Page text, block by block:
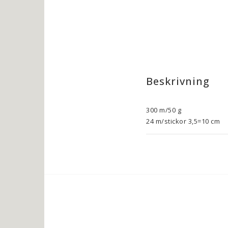
Beskrivning
300 m/50 g
24 m/stickor 3,5=10 cm
Lätt ullgarn med fin